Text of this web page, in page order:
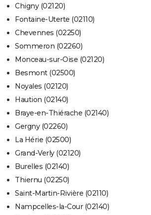
Chigny (02120)
Fontaine-Uterte (02110)
Chevennes (02250)
Sommeron (02260)
Monceau-sur-Oise (02120)
Besmont (02500)
Noyales (02120)
Haution (02140)
Braye-en-Thiérache (02140)
Gergny (02260)
La Hérie (02500)
Grand-Verly (02120)
Burelles (02140)
Thiernu (02250)
Saint-Martin-Rivière (02110)
Nampcelles-la-Cour (02140)